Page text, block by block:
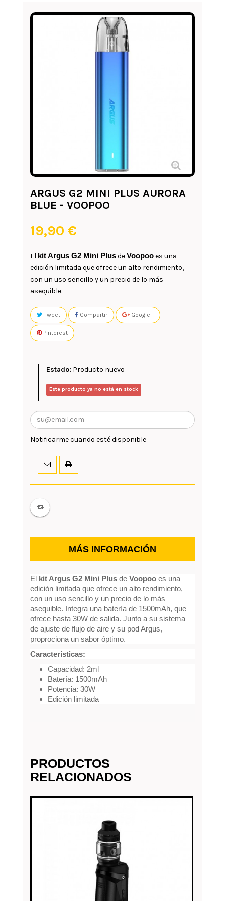
ARGUS G2 MINI PLUS AURORA
BLUE - VOOPOO
19,90 €
El kit Argus G2 Mini PlusdeVoopooes una
edición limitada que ofrece un alto rendimiento,
con un uso sencillo y un precio de lo más
asequible.
Tweet Compartir Google+
Pinterest
Estado: Producto nuevo
Este producto ya no está en stock
Notificarme cuando esté disponible
MÁS INFORMACIÓN
El kit Argus G2 Mini Plus de Voopoo es una
edición limitada que ofrece un alto rendimiento,
con un uso sencillo y un precio de lo más
asequible. Integra una batería de 1500mAh, que
ofrece hasta 30W de salida. Junto a su sistema
de ajuste de flujo de aire y su pod Argus,
proprociona un sabor óptimo.
Características:
Capacidad: 2ml
Batería: 1500mAh
Potencia: 30W
Edición limitada
PRODUCTOS
RELACIONADOS